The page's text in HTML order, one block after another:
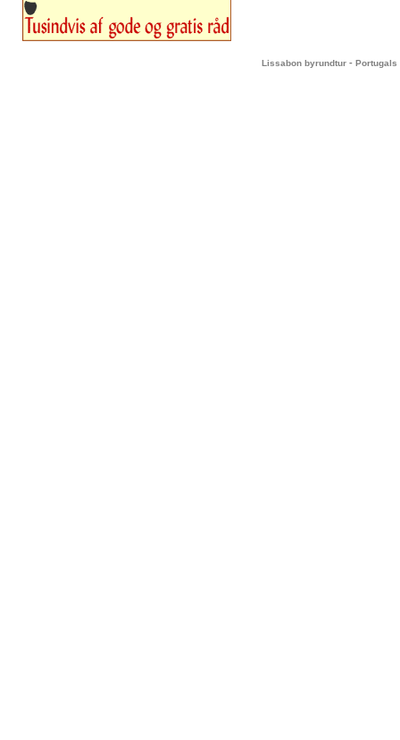
Lissabon byrundtur - Portugals